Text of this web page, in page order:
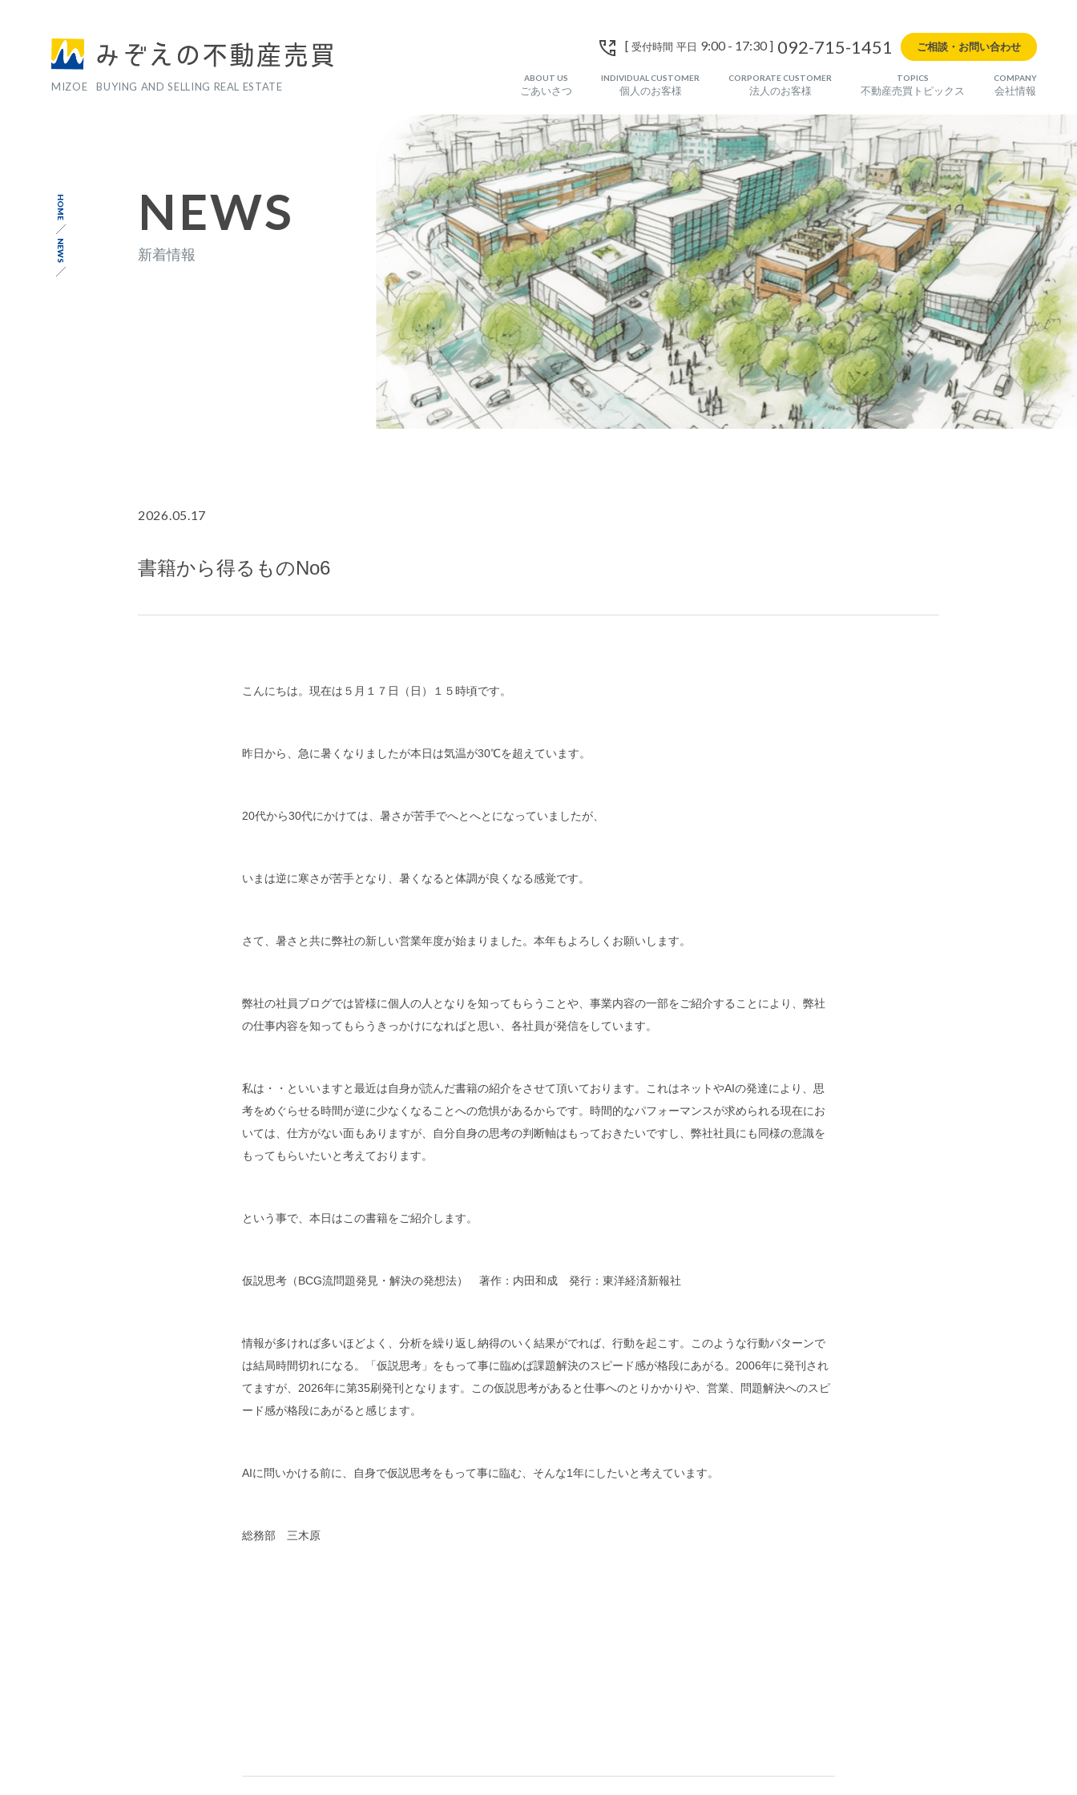
MIZOE BUYING AND SELLING REAL ESTATE
[ 受付時間 平日 9:00 - 17:30 ] 092-715-1451 ご相談・お問い合わせ
ABOUT US
ごあいさつ
INDIVIDUAL CUSTOMER
個人のお客様
CORPORATE CUSTOMER
法人のお客様
TOPICS
不動産売買トピックス
COMPANY
会社情報
HOME
NEWS
NEWS
新着情報
2026.05.17
書籍から得るものNo6
こんにちは。現在は５月１７日（日）１５時頃です。
昨日から、急に暑くなりましたが本日は気温が30℃を超えています。
20代から30代にかけては、暑さが苦手でへとへとになっていましたが、
いまは逆に寒さが苦手となり、暑くなると体調が良くなる感覚です。
さて、暑さと共に弊社の新しい営業年度が始まりました。本年もよろしくお願いします。
弊社の社員ブログでは皆様に個人の人となりを知ってもらうことや、事業内容の一部をご紹介することにより、弊社
の仕事内容を知ってもらうきっかけになればと思い、各社員が発信をしています。
私は・・といいますと最近は自身が読んだ書籍の紹介をさせて頂いております。これはネットやAIの発達により、思
考をめぐらせる時間が逆に少なくなることへの危惧があるからです。時間的なパフォーマンスが求められる現在にお
いては、仕方がない面もありますが、自分自身の思考の判断軸はもっておきたいですし、弊社社員にも同様の意識を
もってもらいたいと考えております。
という事で、本日はこの書籍をご紹介します。
仮説思考（BCG流問題発見・解決の発想法） 著作：内田和成 発行：東洋経済新報社
情報が多ければ多いほどよく、分析を繰り返し納得のいく結果がでれば、行動を起こす。このような行動パターンで
は結局時間切れになる。「仮説思考」をもって事に臨めば課題解決のスピード感が格段にあがる。2006年に発刊され
てますが、2026年に第35刷発刊となります。この仮説思考があると仕事へのとりかかりや、営業、問題解決へのスピ
ード感が格段にあがると感じます。
AIに問いかける前に、自身で仮説思考をもって事に臨む、そんな1年にしたいと考えています。
総務部 三木原